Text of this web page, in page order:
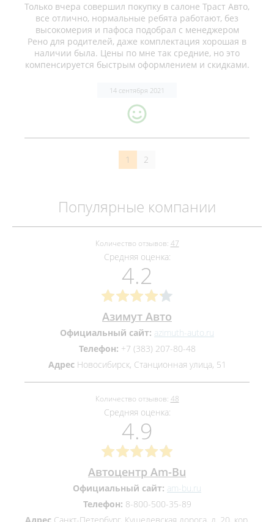
Только вчера совершил покупку в салоне Траст Авто,
все отлично, нормальные ребята работают, без
высокомерия и пафоса подобрал с менеджером
Рено для родителей, даже комплектация хорошая в
наличии была. Цены по мне так средние, но это
компенсируется быстрым оформлением и скидками.
14 сентября 2021
1 2
Популярные компании
Количество отзывов: 47
Средняя оценка:
4.2
Азимут Авто
Официальный сайт: azimuth-auto.ru
Телефон: +7 (383) 207-80-48
АдресНовосибирск, Станционная улица, 51
Количество отзывов: 48
Средняя оценка:
4.9
Автоцентр Am-Bu
Официальный сайт: am-bu.ru
Телефон: 8-800-500-35-89